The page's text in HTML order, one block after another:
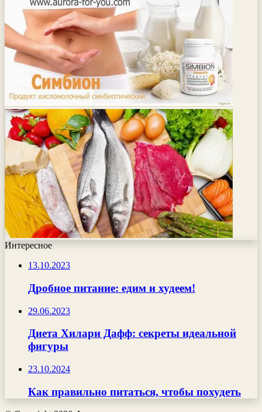
Интересное
13.10.2023
Дробное питание: едим и худеем!
29.06.2023
Диета Хилари Дафф: секреты идеальной
фигуры
23.10.2024
Как правильно питаться, чтобы похудеть